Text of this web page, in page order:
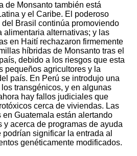
de Monsanto también está
y el Caribe. El poderoso
Brasil continúa promoviendo
alimentaria alternativas; y las
en Haití rechazaron firmemente
híbridas de Monsanto tras el
debido a los riesgos que esta
pequeños agricultores y la
país. En Perú se introdujo una
transgénicos, y en algunas
hay fallos judiciales que
cerca de viviendas. Las
Guatemala están alertando
y acerca de programas de ayuda
significar la entrada al
genéticamente modificados.